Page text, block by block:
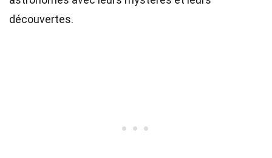
découvertes.